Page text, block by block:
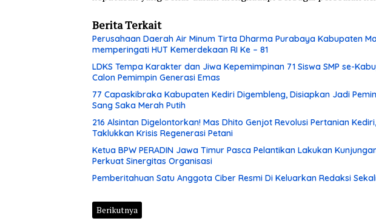
Berita Terkait
Perusahaan Daerah Air Minum Tirta Dharma Purabaya Kabupaten
memperingati HUT Kemerdekaan RI Ke – 81
LDKS Tempa Karakter dan Jiwa Kepemimpinan 71 Siswa SMP se-
Calon Pemimpin Generasi Emas
77 Capaskibraka Kabupaten Kediri Digembleng, Disiapkan Jadi
Sang Saka Merah Putih
216 Alsintan Digelontorkan! Mas Dhito Genjot Revolusi Pertanian
Taklukkan Krisis Regenerasi Petani
Ketua BPW PERADIN Jawa Timur Pasca Pelantikan Lakukan
Perkuat Sinergitas Organisasi
Pemberitahuan Satu Anggota Ciber Resmi Di Keluarkan Redaksi
Berikutnya